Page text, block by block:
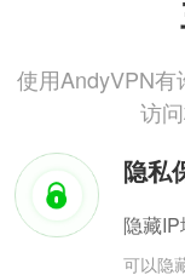
使用AndyVPN有
访
隐私
隐藏
可以隐